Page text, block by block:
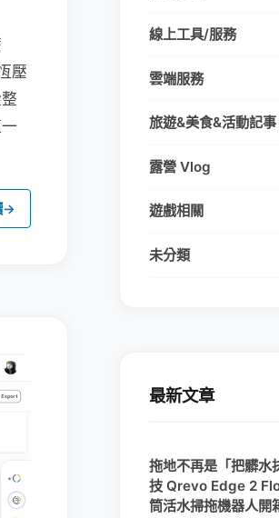
壓
→
線上工具/服務
雲端服務
旅遊&美食&活動記事
露營 Vlog
遊戲相關
未分類
最新文章
拖地不再是「把髒水
技 Qrevo Edge 2
筒活水掃拖機器人開